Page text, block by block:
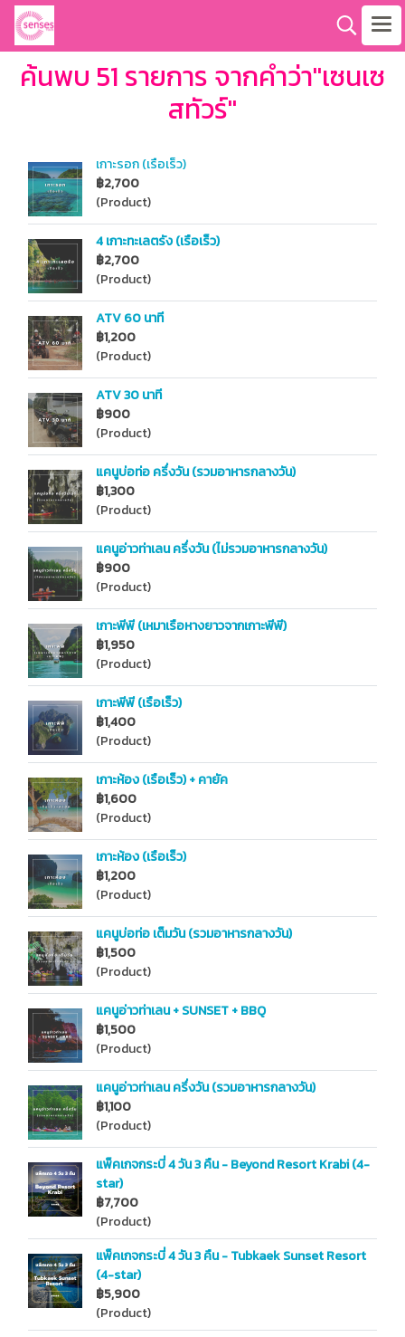
ค้นพบ 51 รายการ จากคำว่า"เซนเซ
สทัวร์"
เกาะรอก (เรือเร็ว)
฿2,700
(Product)
4 เกาะทะเลตรัง (เรือเร็ว)
฿2,700
(Product)
ATV 60 นาที
฿1,200
(Product)
ATV 30 นาที
฿900
(Product)
แคนูบ่อท่อ ครึ่งวัน (รวมอาหารกลางวัน)
฿1,300
(Product)
แคนูอ่าวท่าเลน ครึ่งวัน (ไม่รวมอาหารกลางวัน)
฿900
(Product)
เกาะพีพี (เหมาเรือหางยาวจากเกาะพีพี)
฿1,950
(Product)
เกาะพีพี (เรือเร็ว)
฿1,400
(Product)
เกาะห้อง (เรือเร็ว) + คายัค
฿1,600
(Product)
เกาะห้อง (เรือเร็ว)
฿1,200
(Product)
แคนูบ่อท่อ เต็มวัน (รวมอาหารกลางวัน)
฿1,500
(Product)
แคนูอ่าวท่าเลน + SUNSET + BBQ
฿1,500
(Product)
แคนูอ่าวท่าเลน ครึ่งวัน (รวมอาหารกลางวัน)
฿1,100
(Product)
แพ็คเกจกระบี่ 4 วัน 3 คืน - Beyond Resort Krabi (4-
star)
฿7,700
(Product)
แพ็คเกจกระบี่ 4 วัน 3 คืน - Tubkaek Sunset Resort
(4-star)
฿5,900
(Product)